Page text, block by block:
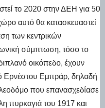
το 2020 στην ΔΕΗ για 50
αυτό θα κατασκευαστεί
των κεντρικών
σύμπτωση, τόσο το
οικόπεδο, έχουν
Ερνέστου Εμπράρ, δηλαδή
που επανασχεδίασε
πυρκαγιά του 1917 και